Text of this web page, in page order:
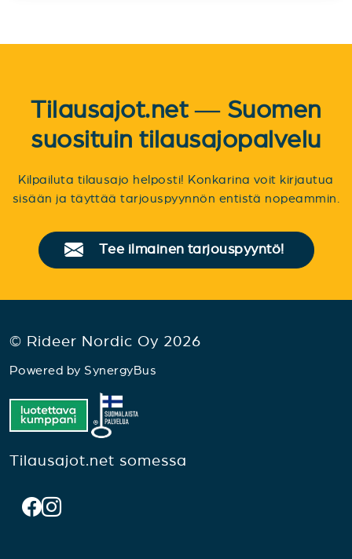
Tilausajot.net — Suomen
suosituin tilausajopalvelu
Kilpailuta tilausajo helposti! Konkarina voit kirjautua
sisään ja täyttää tarjouspyynnön entistä nopeammin.
Tee ilmainen tarjouspyyntö!
© Rideer Nordic Oy 2026
Powered by SynergyBus
Tilausajot.net somessa